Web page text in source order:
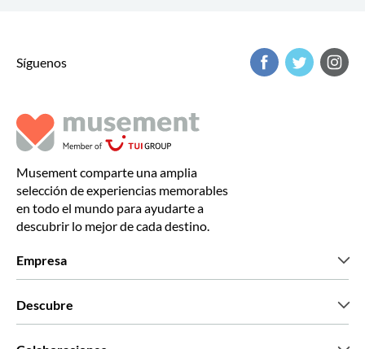
Síguenos
Musement comparte una amplia
selección de experiencias memorables
en todo el mundo para ayudarte a
descubrir lo mejor de cada destino.
Empresa
Descubre